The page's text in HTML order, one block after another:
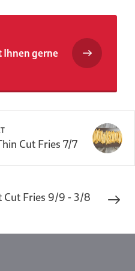
Ihnen gerne
Cut Fries 7/7
Cut Fries 9/9 - 3/8